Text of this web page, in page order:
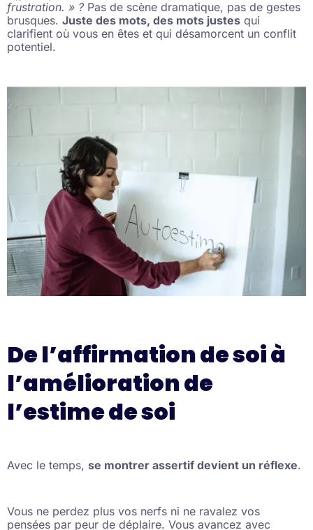
frustration. » ? Pas de scène dramatique, pas de gestes
brusques. Juste des mots, des mots justes qui
clarifient où vous en êtes et qui désamorcent un conflit
potentiel.
De l’affirmation de soi à
l’amélioration de
l’estime de soi
Avec le temps, se montrer assertif devient un réflexe.
Vous ne perdez plus vos nerfs ni ne ravalez vos
pensées par peur de déplaire. Vous avancez avec